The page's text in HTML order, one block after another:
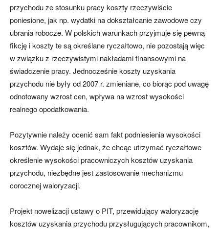
przychodu ze stosunku pracy koszty rzeczywiście
poniesione, jak np. wydatki na dokształcanie zawodowe czy
ubrania robocze. W polskich warunkach przyjmuje się pewną
fikcję i koszty te są określane ryczałtowo, nie pozostają więc
w związku z rzeczywistymi nakładami finansowymi na
świadczenie pracy. Jednocześnie koszty uzyskania
przychodu nie były od 2007 r. zmieniane, co biorąc pod uwagę
odnotowany wzrost cen, wpływa na wzrost wysokości
realnego opodatkowania.
Pozytywnie należy ocenić sam fakt podniesienia wysokości
kosztów. Wydaje się jednak, że chcąc utrzymać ryczałtowe
określenie wysokości pracowniczych kosztów uzyskania
przychodu, niezbędne jest zastosowanie mechanizmu
corocznej waloryzacji.
Projekt nowelizacji ustawy o PIT, przewidujący waloryzację
kosztów uzyskania przychodu przysługujących pracownikom,